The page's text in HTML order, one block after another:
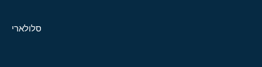
סלולארי